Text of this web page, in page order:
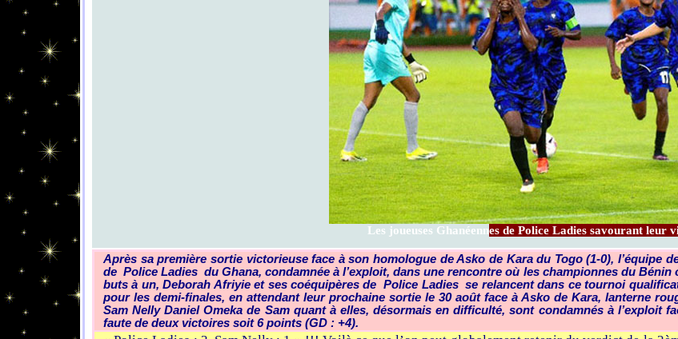
Les joueuses Ghanéennes de Police Ladies savourant leur
Après sa première sortie victorieuse face à son homologue de Asko de Kara du Togo (1-0), l’équipe
de Police Ladies du Ghana, condamnée à l’exploit, dans une rencontre où les championnes du
buts à un, Deborah Afriyie et ses coéquipères de Police Ladies se relancent dans ce tournoi
pour les demi-finales, en attendant leur prochaine sortie le 30 août face à Asko de Kara, lanterne
Sam Nelly Daniel Omeka de Sam quant à elles, désormais en difficulté, sont condamnés à l’exploit
faute de deux victoires soit 6 points (GD : +4).